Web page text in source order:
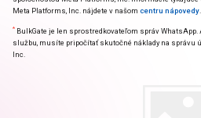
Meta Platforms, Inc. nájdete v našom centru nápovedy.
* BulkGate je len sprostredkovateľom správ
službu, musíte pripočítať skutočné náklady na správu
Inc.